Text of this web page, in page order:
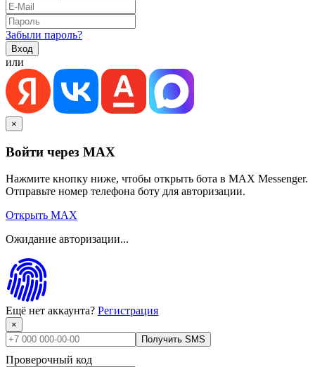
Забыли пароль?
или
×
Войти через MAX
Нажмите кнопку ниже, чтобы открыть бота в MAX Messenger.
Отправьте номер телефона боту для авторизации.
Открыть MAX
Ожидание авторизации...
Ещё нет аккаунта? Регистрация
×
Получить SMS
Проверочный код